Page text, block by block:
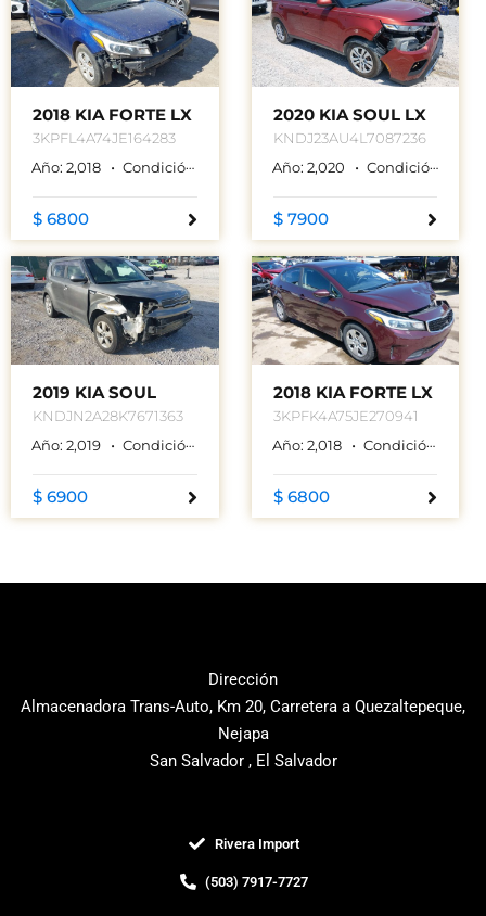
2018 KIA FORTE LX
3KPFL4A74JE164283
Año: 2,018 Condición: Color: AZUL
$ 6800
2020 KIA SOUL LX
KNDJ23AU4L7087236
Año: 2,020 Condición:
$ 7900
2019 KIA SOUL
KNDJN2A28K7671363
Año: 2,019 Condición: Color: GRIS
$ 6900
2018 KIA FORTE LX
3KPFK4A75JE270941
Año: 2,018 Condición:
$ 6800
Dirección
Almacenadora Trans-Auto, Km 20, Carretera a Quezaltepeque,
Nejapa
San Salvador , El Salvador
Rivera Import
(503) 7917-7727